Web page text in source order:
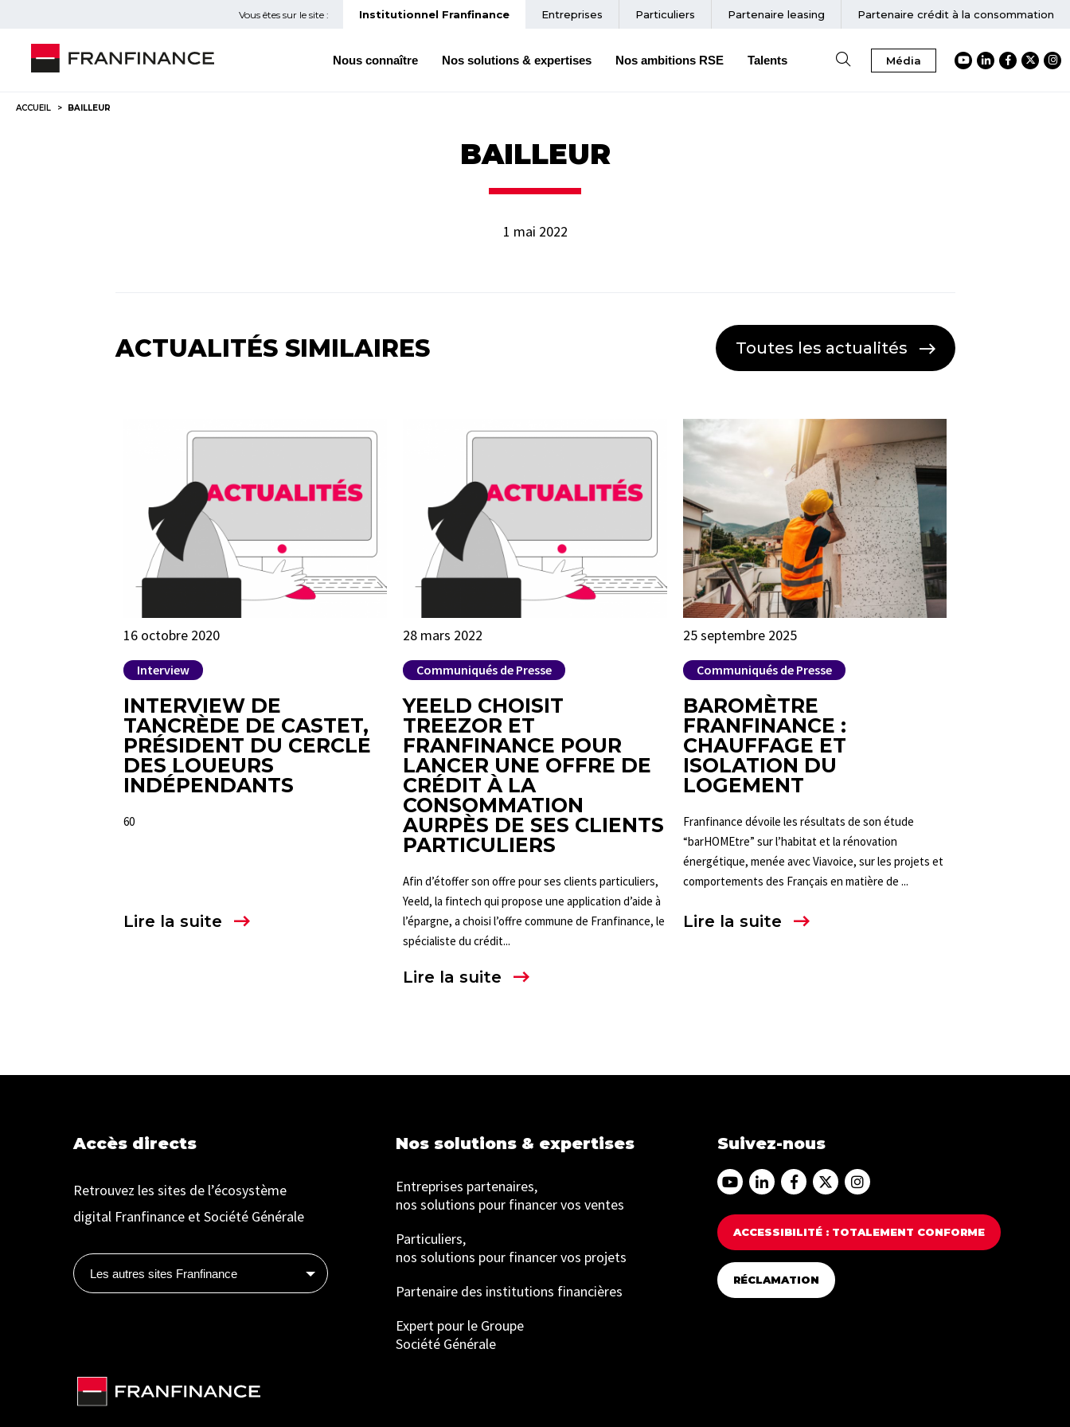
Vous êtes sur le site : Institutionnel Franfinance Entreprises Particuliers Partenaire leasing Partenaire crédit à la consommation
Nous connaître Nos solutions & expertises Nos ambitions RSE Talents Média Accéder au
Accéder au
Accéder
ACCUEIL BAILLEUR
BAILLEUR
1 mai 2022
ACTUALITÉS SIMILAIRES Toutes les actualités
16 octobre 2020
Interview
INTERVIEW DE
TANCRÈDE DE CASTET,
PRÉSIDENT DU CERCLE
DES LOUEURS
INDÉPENDANTS
60
Lire la suite
28 mars 2022
Communiqués de Presse
YEELD CHOISIT
TREEZOR ET
FRANFINANCE POUR
LANCER UNE OFFRE DE
CRÉDIT À LA
CONSOMMATION
AURPÈS DE SES CLIENTS
PARTICULIERS
Afin d’étoffer son offre pour ses clients particuliers,
Yeeld, la fintech qui propose une application d’aide à
l’épargne, a choisi l’offre commune de Franfinance, le
spécialiste du crédit...
Lire la suite
25 septembre 2025
Communiqués de Presse
BAROMÈTRE
FRANFINANCE :
CHAUFFAGE ET
ISOLATION DU
LOGEMENT
Franfinance dévoile les résultats de son étude
“barHOMEtre” sur l’habitat et la rénovation
énergétique, menée avec Viavoice, sur les projets et
comportements des Français en matière de ...
Lire la suite
Accès directs
Retrouvez les sites de l’écosystème
digital Franfinance et Société Générale
Les autres sites Franfinance
Nos solutions & expertises
Entreprises partenaires,
nos solutions pour financer vos ventes
Particuliers,
nos solutions pour financer vos projets
Partenaire des institutions financières
Expert pour le Groupe
Société Générale
Suivez-nous
Accéder au Youtube Franfinance
Accéder au Linkedin Franfinance
Accéder au Facebook Franfinance
Accéder au Twitter Franfinance
Accéder au Instagram
ACCESSIBILITÉ : TOTALEMENT CONFORME
RÉCLAMATION